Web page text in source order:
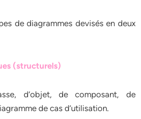
de diagrammes devisés en deux
(structurels)
d’objet, de composant, de
de cas d’utilisation.